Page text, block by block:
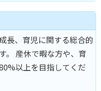
長、育児に関する総合的
。 産休で暇な方や、育
以上を目指してくだ